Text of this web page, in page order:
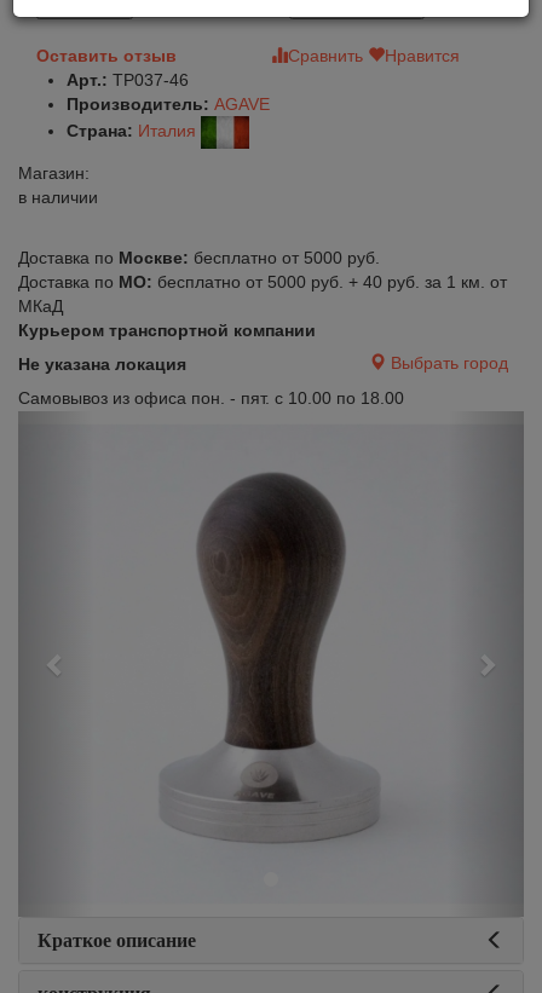
Оставить отзыв Сравнить
Нравится
Арт.: TP037-46
Производитель: AGAVE
Страна: Италия
Магазин:
в наличии
Доставка по Москве: бесплатно от 5000 руб.
Доставка по МО: бесплатно от 5000 руб. + 40 руб. за 1 км. от
МКаД
Курьером транспортной компании
Не указана локация
Выбрать город
Самовывоз из офиса пон. - пят. с 10.00 по 18.00
Краткое описание